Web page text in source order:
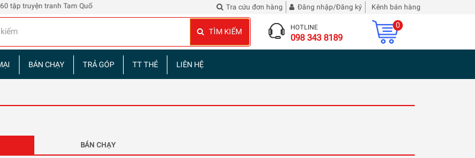
Tam Quốc Diễn Nghĩa Đừng phê bình tôi | 2 chai Rượu Vang Hibiscus RoselleTra cứu đơn hàng Đăng nhập/Đăng ký Kênh bán hàng
TÌM KIẾM HOTLINE
098 343 8189
0
BÁN CHẠY TRẢ GÓP TT THẺ LIÊN HỆ
BÁN CHẠY